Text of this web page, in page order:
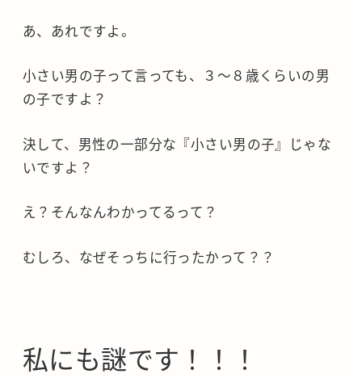
あ、あれですよ。
小さい男の子って言っても、３～８歳くらいの男
の子ですよ？
決して、男性の一部分な『小さい男の子』じゃな
いですよ？
え？そんなんわかってるって？
むしろ、なぜそっちに行ったかって？？
私にも謎です！！！